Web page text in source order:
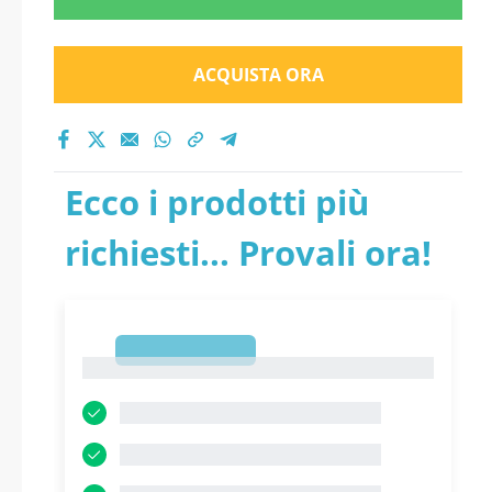
ACQUISTA ORA
Ecco i prodotti più
richiesti... Provali ora!